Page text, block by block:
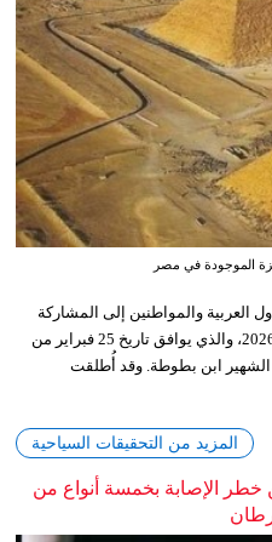
الموجودة في مصر
العربية والمواطنين إلى المشاركة
في الاحتفال بيوم السياحة العربي لعام 2026، والذي يوافق تاريخ 25 فبراير من
الشهير ابن بطوطة. وقد أُطلقت
المزيد من التحقيقات السياحية
خطر الإصابة بخمسة أنواع من